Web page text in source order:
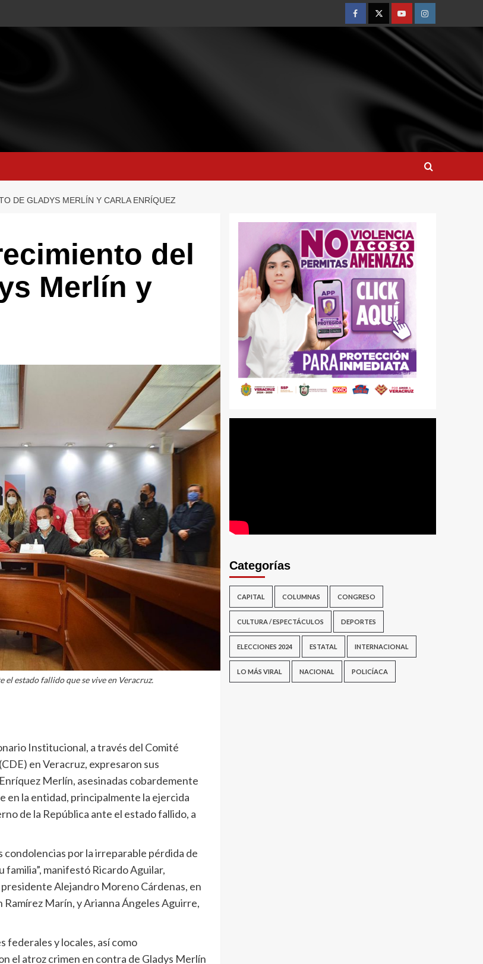
DE GLADYS MERLÍN Y CARLA ENRÍQUEZ
del
Merlín y
estado fallido que se vive en Veracruz.
Institucional, a través del Comité
en Veracruz, expresaron sus
Merlín, asesinadas cobardemente
en la entidad, principalmente la ejercida
de la República ante el estado fallido, a
condolencias por la irreparable pérdida de
familia”, manifestó Ricardo Aguilar,
Alejandro Moreno Cárdenas, en
Marín, y Arianna Ángeles Aguirre,
federales y locales, así como
el atroz crimen en contra de Gladys Merlín
Categorías
CAPITAL COLUMNAS CONGRESO
CULTURA / ESPECTÁCULOS DEPORTES
ELECCIONES 2024 ESTATAL INTERNACIONAL
LO MÁS VIRAL NACIONAL POLICÍACA